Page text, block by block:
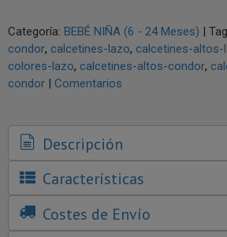
Categoría: BEBÉ NIÑA (6 - 24 Meses)
condor calcetines-lazo calcetines-altos-
colores-lazo calcetines-altos-condor
condor
Comentarios
Descripción
Características
Costes de Envío